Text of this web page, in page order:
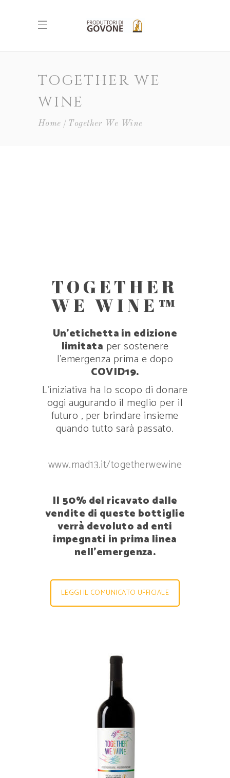
TOGETHER WE
WINE
Home Together We Wine
TOGETHER
WE WINE™
Un’etichetta in edizione
limitata per sostenere
l’emergenza prima e dopo
COVID19.
L’iniziativa ha lo scopo di donare
oggi augurando il meglio per il
futuro , per brindare insieme
quando tutto sarà passato.
www.mad13.it/togetherwewine
Il 50% del ricavato dalle
vendite di queste bottiglie
verrà devoluto ad enti
impegnati in prima linea
nell’emergenza.
LEGGI IL COMUNICATO UFFICIALE